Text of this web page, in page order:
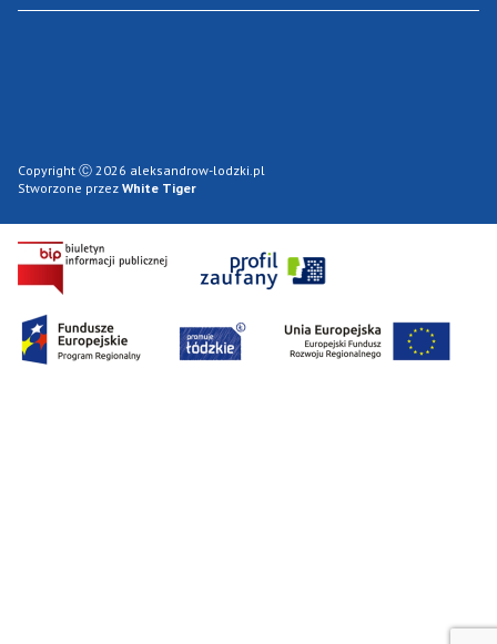
Copyright Ⓒ 2026 aleksandrow-lodzki.pl
Stworzone przez White Tiger